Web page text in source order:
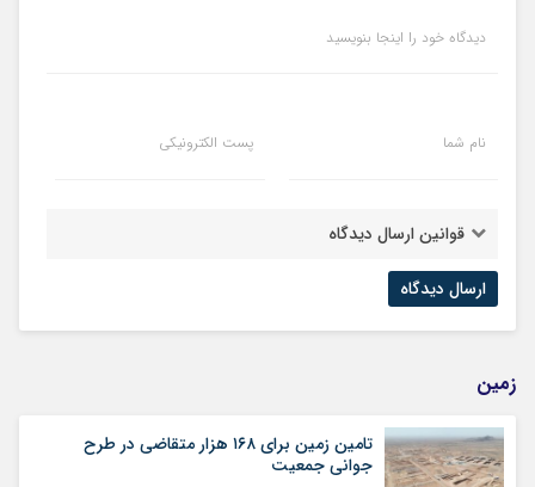
دیدگاه خود را اینجا بنویسید
نام شما پست الکترونیکی
قوانین ارسال دیدگاه
زمین
تامین زمین برای ۱۶۸ هزار متقاضی در طرح
جوانی جمعیت